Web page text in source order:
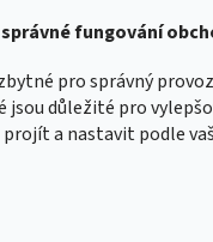
fungování
pro správný provoz
jsou důležité pro
projít a nastavit podle
FOTOLOVY.CZ